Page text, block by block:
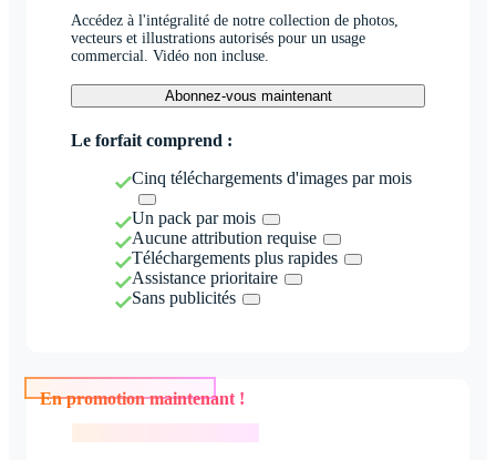
Accédez à l'intégralité de notre collection de photos,
vecteurs et illustrations autorisés pour un usage
commercial. Vidéo non incluse.
Abonnez-vous maintenant
Le forfait comprend :
Cinq téléchargements d'images par mois
Un pack par mois
Aucune attribution requise
Téléchargements plus rapides
Assistance prioritaire
Sans publicités
En promotion maintenant !